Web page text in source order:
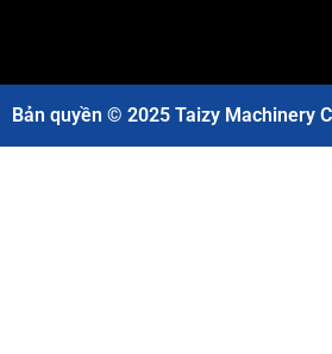
Bản quyền © 2025 Taizy Machinery